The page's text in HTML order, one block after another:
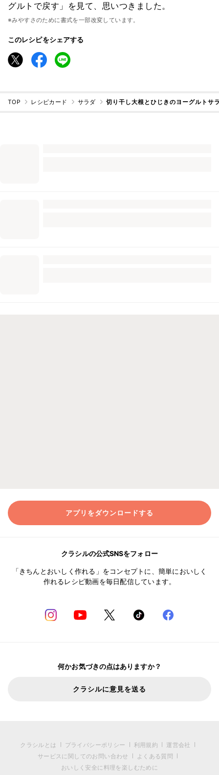
グルトで戻す」を見て、思いつきました。
※みやすさのために書式を一部改変しています。
このレシピをシェアする
TOP レシピカード サラダ 切り干し大根とひじきのヨーグルトサ
アプリをダウンロードする
クラシルの公式SNSをフォロー
「きちんとおいしく作れる」をコンセプトに、簡単においしく
作れるレシピ動画を毎日配信しています。
何かお気づきの点はありますか？
クラシルに意見を送る
クラシルとは プライバシーポリシー 利用規約
運営会社
サービスに関してのお問い合わせ
よくある質問
おいしく安全に料理を楽しむために